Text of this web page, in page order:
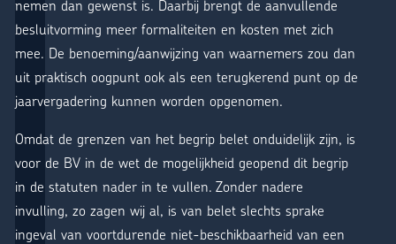
nemen dan gewenst is. Daarbij brengt de aanvullende
besluitvorming meer formaliteiten en kosten met zich
mee. De benoeming/aanwijzing van waarnemers zou dan
uit praktisch oogpunt ook als een terugkerend punt op de
jaarvergadering kunnen worden opgenomen.
Omdat de grenzen van het begrip belet onduidelijk zijn, is
voor de BV in de wet de mogelijkheid geopend dit begrip
in de statuten nader in te vullen. Zonder nadere
invulling, zo zagen wij al, is van belet slechts sprake
ingeval van voortdurende niet-beschikbaarheid van een